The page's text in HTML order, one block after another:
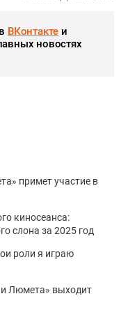
ВКонтакте и
новостях
примет участие в
киносеанса:
слона за 2025 год
роли я играю
Люмета» выходит